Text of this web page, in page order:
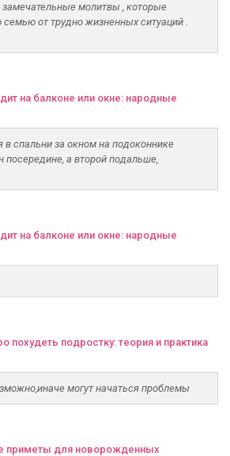
замечательные молитвы , которые
от трудно жизненных ситуаций .
на балконе или окне: народные
в спальни за окном на подоконнике
посередине, а второй подальше,
на балконе или окне: народные
похудеть подростку: теория и практика
могут начаться проблемы
приметы для новорожденных